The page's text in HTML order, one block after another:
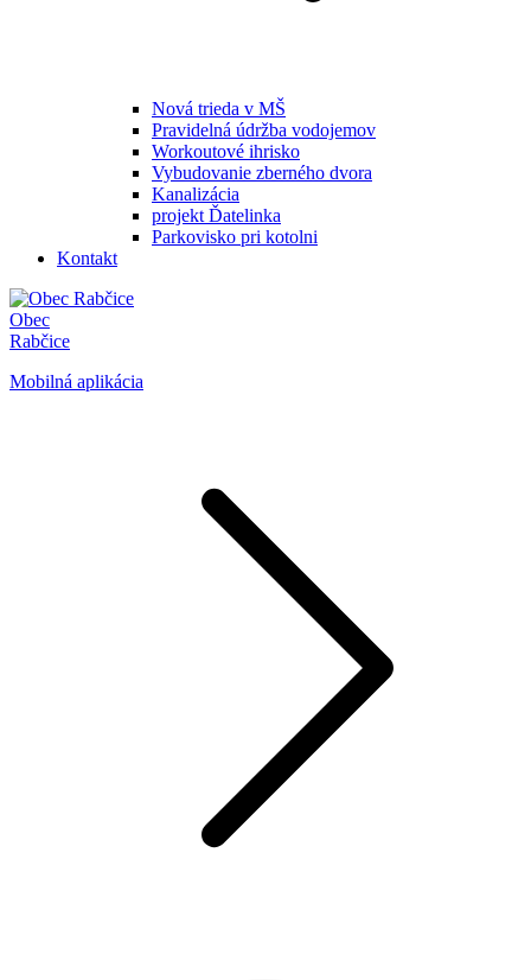
Nová trieda v MŠ
Pravidelná údržba vodojemov
Workoutové ihrisko
Vybudovanie zberného dvora
Kanalizácia
projekt Ďatelinka
Parkovisko pri kotolni
Kontakt
Obec
Rabčice
Mobilná aplikácia